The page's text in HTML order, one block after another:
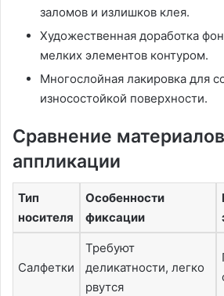
заломов и излишков клея.
Художественная доработка
мелких элементов контуром.
Многослойная лакировка для
износостойкой поверхности.
Сравнение
аппликации
Тип
носителя
Особенности
фиксации
Салфетки
Требуют
деликатности, легко
рвутся